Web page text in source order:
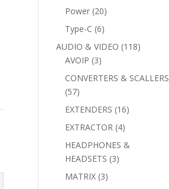
Power 2020
Type-C 66
products
AUDIO & VIDEO 118118
AVOIP 33
products
CONVERTERS & SCALLERS
5757
products
EXTENDERS 1616
EXTRACTOR 44
products
HEADPHONES &
HEADSETS 33
MATRIX 33